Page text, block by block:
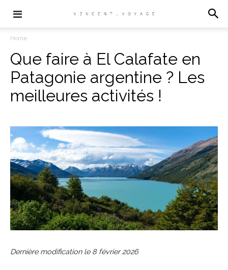
Home
Que faire à El Calafate en
Patagonie argentine ? Les
meilleures activités !
Dernière modification le 8 février 2026